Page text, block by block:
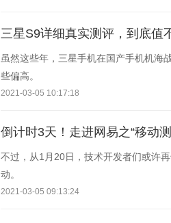
三星S9详细真实测评，到底值
虽然这些年，三星手机在国产手机机海
些偏高。
2021-03-05 10:17:18
倒计时3天！走进网易之“移动
不过，从1月20日，技术开发者们或许
动。
2021-03-05 09:13:24